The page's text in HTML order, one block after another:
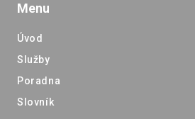
Menu
Úvod
Služby
Poradna
Slovník